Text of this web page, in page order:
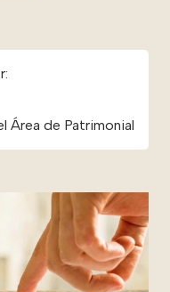
Área de Patrimonial